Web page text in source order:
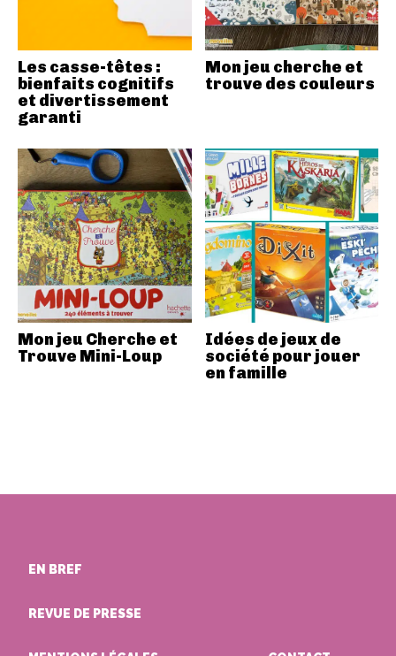
Les casse-têtes :
bienfaits cognitifs
et divertissement
garanti
Mon jeu cherche et
trouve des couleurs
Mon jeu Cherche et
Trouve Mini-Loup
Idées de jeux de
société pour jouer
en famille
EN BREF
REVUE DE PRESSE